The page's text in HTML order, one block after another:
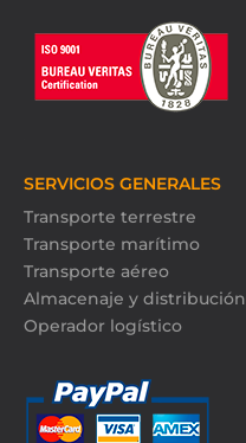
SERVICIOS GENERALES
Transporte terrestre
Transporte marítimo
Transporte aéreo
Almacenaje y distribución
Operador logístico